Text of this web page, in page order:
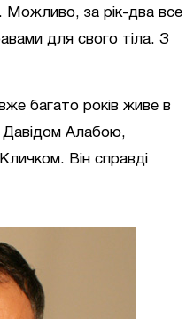
Можливо, за рік-два все
для свого тіла. З
багато років живе в
Давідом Алабою,
Він справді